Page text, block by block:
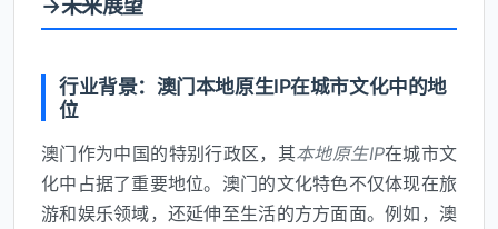
→未来展望
行业背景：澳门本地原生IP在城市文化中的地
位
澳门作为中国的特别行政区，其本地原生IP在城市文
化中占据了重要地位。澳门的文化特色不仅体现在旅
游和娱乐领域，还延伸至生活的方方面面。例如，澳